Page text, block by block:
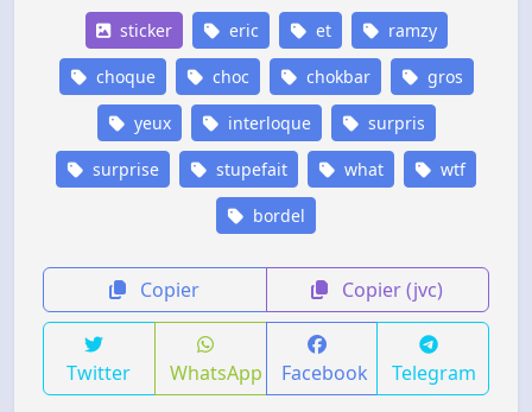
sticker eric et ramzy
choque choc chokbar gros
yeux interloque surpris
surprise stupefait what wtf
bordel
Copier Copier (jvc)
Twitter WhatsApp Facebook Telegram